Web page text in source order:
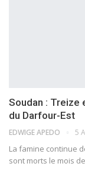
Soudan : Treize
du Darfour-Est
EDWIGE APEDO 5
La famine continue
sont morts le mois